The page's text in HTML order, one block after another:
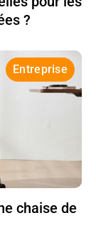
?
Entreprise
chaise de